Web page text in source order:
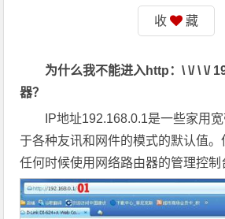
收 藏
为什么我不能进入http：\ \/ \ \/
器？
IP地址192.168.0.1是一些家用
于各种友讯和网件的模式的默认值
任何时候使用网络路由器的管理控制